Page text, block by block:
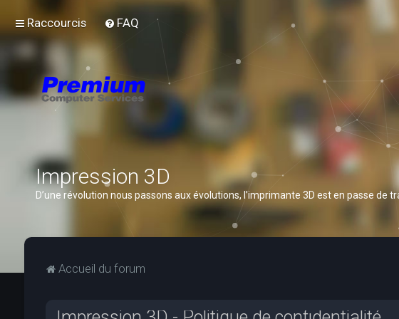
Raccourcis FAQ
Impression 3D
D’une révolution nous passons aux évolutions, l’imprimante 3D est en passe
Accueil du forum